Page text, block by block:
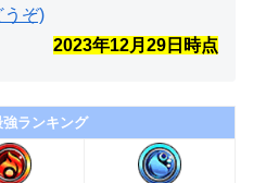
うぞ)
2023年12月29 日時点
ランキング